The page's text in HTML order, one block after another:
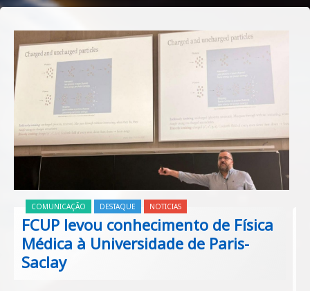
COMUNICAÇÃO DESTAQUE NOTICIAS
FCUP levou conhecimento de Física
Médica à Universidade de Paris-
Saclay